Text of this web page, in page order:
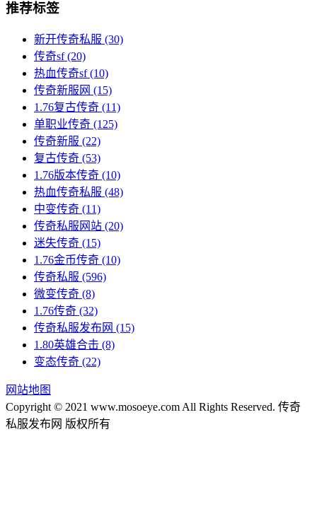
推荐标签
新开传奇私服 (30)
传奇sf(20)
热血传奇sf(10)
传奇新服网 (15)
1.76复古传奇 (11)
单职业传奇 (125)
传奇新服 (22)
复古传奇 (53)
1.76版本传奇 (10)
热血传奇私服 (48)
中变传奇 (11)
传奇私服网站 (20)
迷失传奇 (15)
1.76金币传奇 (10)
传奇私服 (596)
微变传奇 (8)
1.76传奇 (32)
传奇私服发布网 (15)
1.80英雄合击 (8)
变态传奇 (22)
网站地图
Copyright © 2021 www.mosoeye.com All Rights Reserved. 传奇
私服发布网 版权所有